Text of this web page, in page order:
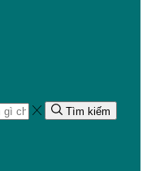
Tìm kiếm